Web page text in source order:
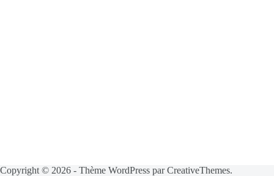
Copyright © 2026 - Thème WordPress parCreativeThemes.